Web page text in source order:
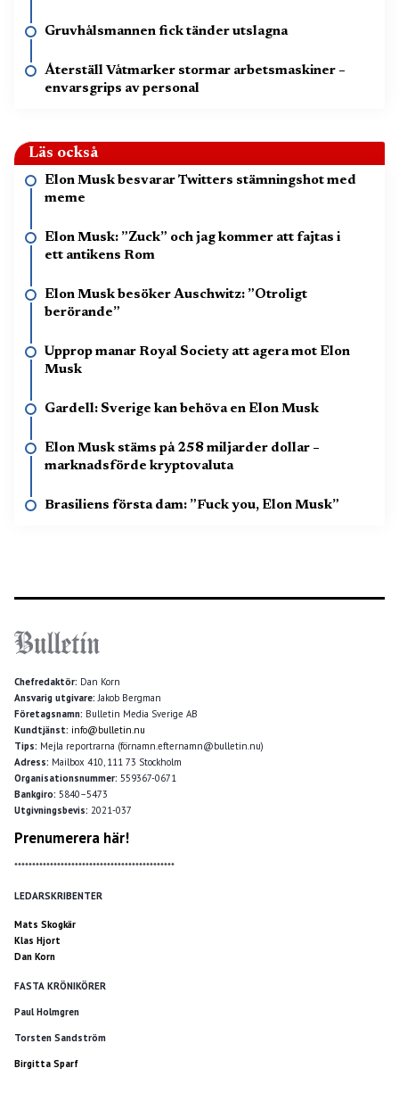
Gruvhålsmannen fick tänder utslagna
Återställ Våtmarker stormar arbetsmaskiner –
envarsgrips av personal
Läs också
Elon Musk besvarar Twitters stämningshot med
meme
Elon Musk: ”Zuck” och jag kommer att fajtas i
ett antikens Rom
Elon Musk besöker Auschwitz: ”Otroligt
berörande”
Upprop manar Royal Society att agera mot Elon
Musk
Gardell: Sverige kan behöva en Elon Musk
Elon Musk stäms på 258 miljarder dollar –
marknadsförde kryptovaluta
Brasiliens första dam: ”Fuck you, Elon Musk”
Chefredaktör: Dan Korn
Ansvarig utgivare: Jakob Bergman
Företagsnamn: Bulletin Media Sverige AB
Kundtjänst: info@bulletin.nu
Tips: Mejla reportrarna (förnamn.efternamn@bulletin.nu)
Adress: Mailbox 410, 111 73 Stockholm
Organisationsnummer: 559367-0671
Bankgiro: 5840–5473
Utgivningsbevis: 2021-037
Prenumerera här!
*********************************************
LEDARSKRIBENTER
Mats Skogkär
Klas Hjort
Dan Korn
FASTA KRÖNIKÖRER
Paul Holmgren
Torsten Sandström
Birgitta Sparf